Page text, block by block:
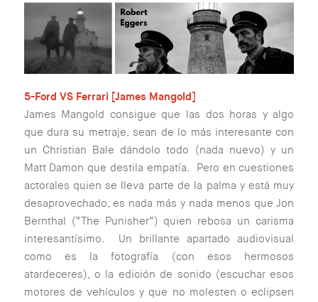
5-Ford VS Ferrari [James Mangold]
James Mangold consigue que las dos horas y algo
que dura su metraje, sean de lo más interesante con
un Christian Bale dándolo todo (nada nuevo) y un
Matt Damon que destila empatía. Pero en cuestiones
actorales quien se lleva parte de la palma y está muy
desaprovechado, es nada más y nada menos que Jon
Bernthal (“The Punisher”) quien rebosa un carisma
interesantísimo. Un brillante apartado audiovisual
como es la fotografía (con esos hermosos
atardeceres), o la edición de sonido (escuchar esos
motores de vehículos y que no molesten o eclipsen